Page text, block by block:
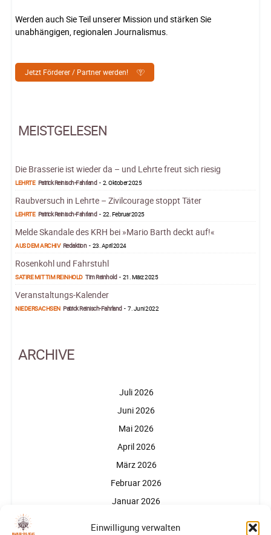
Einwilligung verwalten
Werden auch Sie Teil unserer Mission und stärken Sie
unabhängigen, regionalen Journalismus.
Jetzt Förderer / Partner werden!
MEISTGELESEN
Die Brasserie ist wieder da – und Lehrte freut sich riesig
LEHRTE Patrick Reinisch-Fahrland - 2. Oktober 2025
Raubversuch in Lehrte – Zivilcourage stoppt Täter
LEHRTE Patrick Reinisch-Fahrland - 22. Februar 2025
Melde Skandale des KRH bei »Mario Barth deckt auf!«
AUS DEM ARCHIV Redaktion - 23. April 2024
Rosenkohl und Fahrstuhl
SATIRE MIT TIM REINHOLD Tim Reinhold - 21. März 2025
Veranstaltungs-Kalender
NIEDERSACHSEN Patrick Reinisch-Fahrland - 7. Juni 2022
ARCHIVE
Juli 2026
Juni 2026
Mai 2026
April 2026
März 2026
Februar 2026
Januar 2026